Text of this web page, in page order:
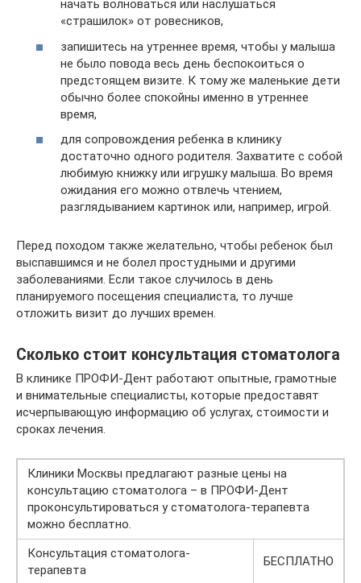
начать волноваться или наслушаться
«страшилок» от ровесников,
запишитесь на утреннее время, чтобы у малыша
не было повода весь день беспокоиться о
предстоящем визите. К тому же маленькие дети
обычно более спокойны именно в утреннее
время,
для сопровождения ребенка в клинику
достаточно одного родителя. Захватите с собой
любимую книжку или игрушку малыша. Во время
ожидания его можно отвлечь чтением,
разглядыванием картинок или, например, игрой.
Перед походом также желательно, чтобы ребенок был
выспавшимся и не болел простудными и другими
заболеваниями. Если такое случилось в день
планируемого посещения специалиста, то лучше
отложить визит до лучших времен.
Сколько стоит консультация стоматолога
В клинике ПРОФИ-Дент работают опытные, грамотные
и внимательные специалисты, которые предоставят
исчерпывающую информацию об услугах, стоимости и
сроках лечения.
Клиники Москвы предлагают разные цены на
консультацию стоматолога – в ПРОФИ-Дент
проконсультироваться у стоматолога-терапевта
можно бесплатно.
Консультация стоматолога-
терапевта
БЕСПЛАТНО